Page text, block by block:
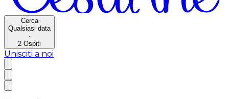
Cerca
Qualsiasi data
·
2 Ospiti
Unisciti a noi